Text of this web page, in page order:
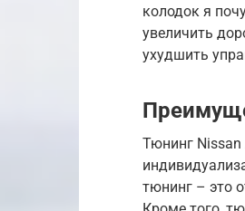
колодок я
увеличить
ухудшить
Тюнинг Nissan
тюнинг – это